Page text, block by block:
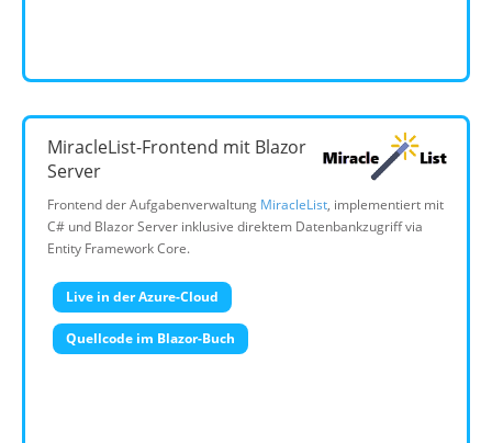
MiracleList-Frontend mit Blazor
Server
Frontend der Aufgabenverwaltung MiracleList, implementiert mit
C# und Blazor Server inklusive direktem Datenbankzugriff via
Entity Framework Core.
Live in der Azure-Cloud
Quellcode im Blazor-Buch